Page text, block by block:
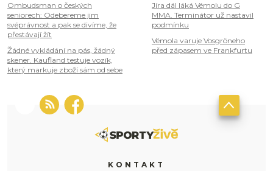
Ombudsman o českých
seniorech: Odebereme jim
svéprávnost a pak se divíme, že
přestávají žít
Žádné vykládání na pás, žádný
skener. Kaufland testuje vozík,
který markuje zboží sám od sebe
Jíra dál láká Vémolu do G
MMA. Terminátor už nastavil
podmínku
Vémola varuje Vosgröneho
před zápasem ve Frankfurtu
KONTAKT